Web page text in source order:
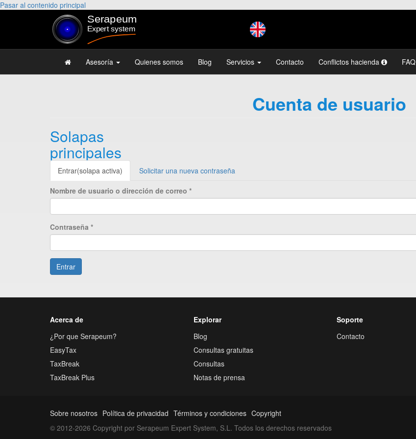
Pasar al contenido principal
Asesoría Quienes somos Blog Servicios Contacto Conflictos hacienda FAQ
Cuenta de usuario
Solapas
principales
Entrar(solapa activa) Solicitar una nueva contraseña
Nombre de usuario o dirección de correo *
Contraseña *
Entrar
Acerca de
¿Por que Serapeum?
EasyTax
TaxBreak
TaxBreak Plus
Explorar
Blog
Consultas gratuitas
Consultas
Notas de prensa
Soporte
Contacto
Sobre nosotros Política de privacidad Términos y condiciones Copyright
© 2012-2026 Copyright por Serapeum Expert System, S.L. Todos los derechos reservados